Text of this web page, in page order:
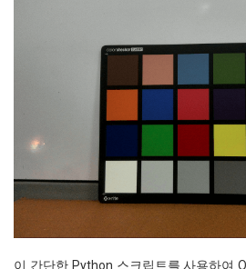
이 간단한 Python 스크립트를 사용하여